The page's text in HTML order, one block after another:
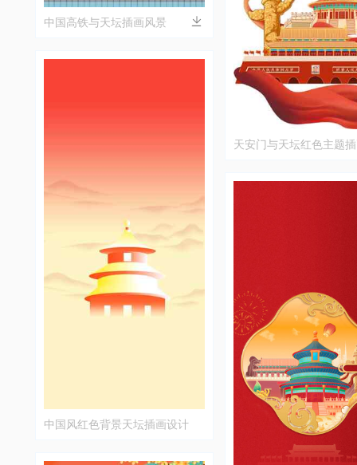
中国高铁与天坛插画风景
中国风红色背景天坛插画设计
天安门与天坛红色主题